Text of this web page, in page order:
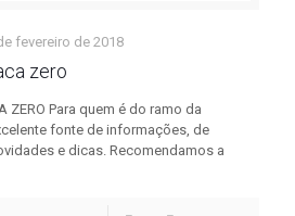
fevereiro de 2018
zero
ZERO Para quem é do ramo da
fonte de informações, de
e dicas. Recomendamos a